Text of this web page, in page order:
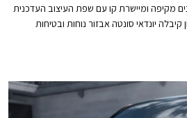
מקיפה ומיישרת קו עם שפת העיצוב העדכנית
יונדאי סונטה אבזור נוחות ובטיחות
מ- 213,900 ₪.